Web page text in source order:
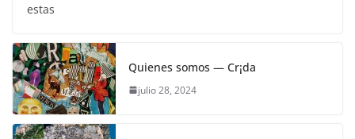
estas
Quienes somos — Cr¡da
julio 28, 2024